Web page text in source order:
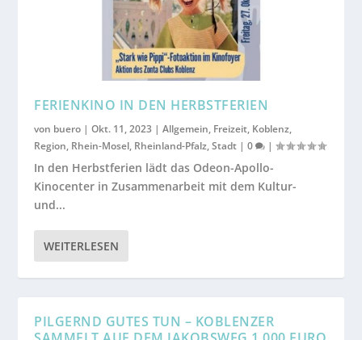
FERIENKINO IN DEN HERBSTFERIEN
von buero |Okt. 11, 2023 |Allgemein, Freizeit, Koblenz,
Region, Rhein-Mosel, Rheinland-Pfalz,Stadt |0 |
In den Herbstferien lädt das Odeon-Apollo-
Kinocenter in Zusammenarbeit mit dem Kultur-
und...
WEITERLESEN
PILGERND GUTES TUN – KOBLENZER